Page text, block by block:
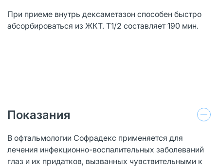
При приеме внутрь дексаметазон способен быстро
абсорбироваться из ЖКТ. T1/2 составляет 190 мин.
Показания
В офтальмологии Софрадекс применяется для
лечения инфекционно-воспалительных заболеваний
глаз и их придатков, вызванных чувствительными к